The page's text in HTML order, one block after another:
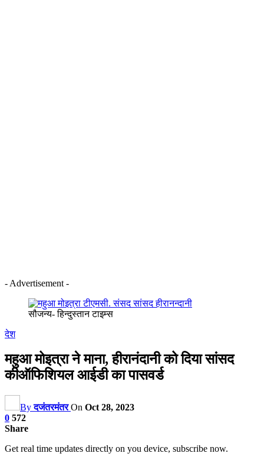
- Advertisement -
सौजन्य- हिन्दुस्तान टाइम्स
देश
महुआ मोइत्रा ने माना, हीरानंदानी को दिया सांसद
कीऑफिशियल आईडी का पासवर्ड
Byदजंतरमंतर On Oct 28, 2023
0 572
Share
Get real time updates directly on you device, subscribe now.